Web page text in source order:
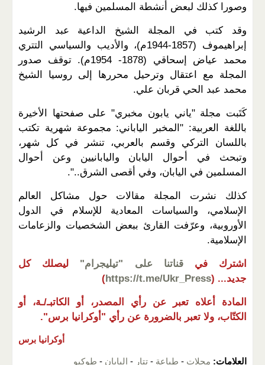
وصورا كذلك لبعض أنشطة المسلمين فيها.
وقد كتب في المجلة الشيخ الداعية عبد الرشيد
إبراهيموف (1857-1944م)، والأديب والسياسي التتري
محمد عياض إسحاقي (1878- 1954م). توقف صدور
المجلة مع اعتقال وترحيل محررها إلى روسيا الشيخ
محمد عبد الحي قربان علي.
كَتَبت مجلة "ياني يابون مخبري" على صفحتها الأخيرة
باللغة العربية: "المخبر الياباني: مجموعة شهرية تكتب
باللسان التركي وقسم بالعربي، تنشر في كل شهر،
وتبحث في أحوال اليابان واليابانيين وعن أحوال
المسلمين في اليابان، وفي أقصى الشرق..".
كذلك نشرت المجلة مقالات حول مشاكل العالم
الإسلامي، والسياسات المعادية للإسلام في الدول
الأوروبية، وعرّفت القارئ ببعض الشخصيات والزعامات
الإسلامية.
اشترك في قناتنا على "تيليجرام"
ليصلك كل
جديد... (
https://t.me/Ukr_Press
)
المادة أعلاه تعبر عن رأي المصدر، أو الكاتبـ/ـة، أو
الكتّاب، ولا تعبر بالضرورة عن رأي "أوكرانيا برس".
أوكرانيا برس
العلامات: مجلات - طباعة - تتار - اليابان - طوكيو